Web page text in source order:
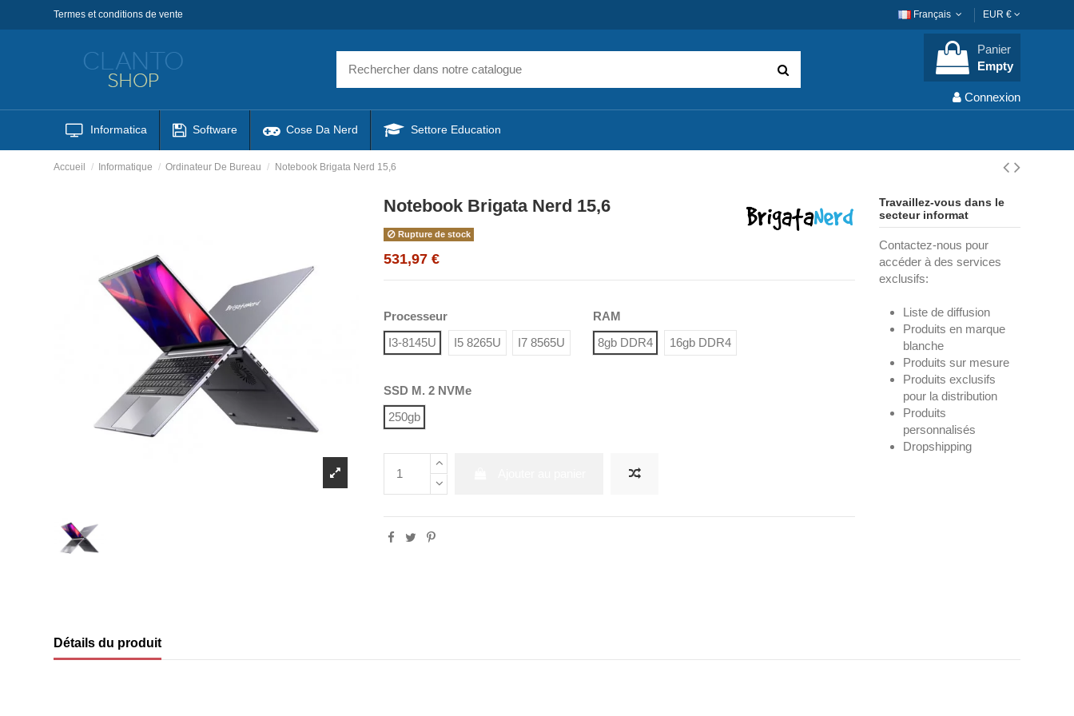
Termes et conditions de vente Français EUR €
Panier
Empty
Connexion
Informatica Software Cose Da Nerd Settore Education
Accueil Informatique Ordinateur De Bureau Notebook Brigata Nerd 15,6
Notebook Brigata Nerd 15,6
Rupture de stock
531,97 €
Processeur
I3-8145U
I5 8265U I7 8565U
RAM
8gb DDR4
16gb DDR4
SSD M. 2 NVMe
250gb
Travaillez-vous dans le
secteur informat
Contactez-nous pour
accéder à des services
exclusifs:
Liste de diffusion
Produits en marque
blanche
Produits sur mesure
Produits exclusifs
pour la distribution
Produits
personnalisés
Dropshipping
Détails du produit